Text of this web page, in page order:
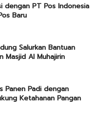
dengan PT Pos Indonesia
Baru
Salurkan Bantuan
Masjid Al Muhajirin
Panen Padi dengan
Ketahanan Pangan